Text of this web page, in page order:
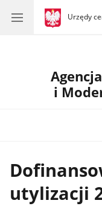
gov.pl
Urzędy
gov.pl
Urzędy
i
utylizacji